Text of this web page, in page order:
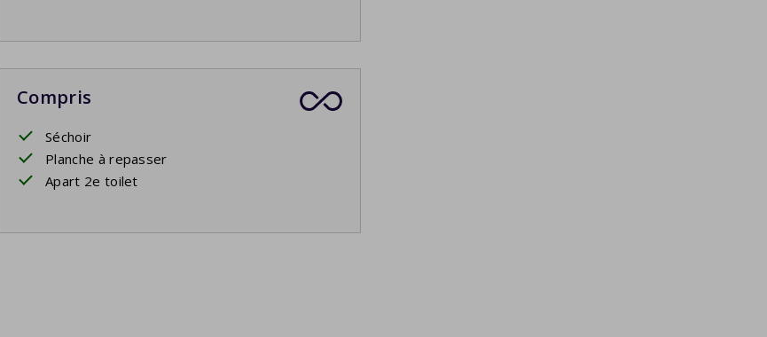
Compris
Séchoir
Planche à repasser
Apart 2e toilet